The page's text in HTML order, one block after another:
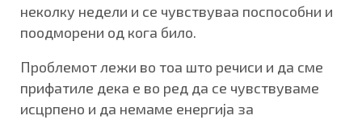
неколку недели и се чувствуваа поспособни и
поодморени од кога било.
Проблемот лежи во тоа што речиси и да сме
прифатиле дека е во ред да се чувствуваме
исцрпено и да немаме енергија за